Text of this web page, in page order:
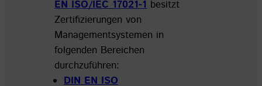
EN ISO/IEC 17021-1 besitzt
Zertifizierungen von
Managementsystemen in
folgenden Bereichen
durchzuführen:
DIN EN ISO